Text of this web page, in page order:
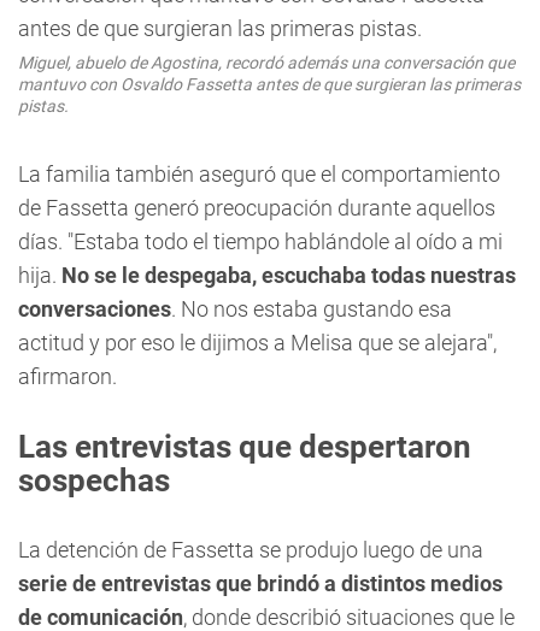
Miguel, abuelo de Agostina, recordó además una conversación que
mantuvo con Osvaldo Fassetta antes de que surgieran las primeras
pistas.
La familia también aseguró que el comportamiento
de Fassetta generó preocupación durante aquellos
días. "Estaba todo el tiempo hablándole al oído a mi
hija. No se le despegaba, escuchaba todas nuestras
conversaciones. No nos estaba gustando esa
actitud y por eso le dijimos a Melisa que se alejara",
afirmaron.
Las entrevistas que despertaron
sospechas
La detención de Fassetta se produjo luego de una
serie de entrevistas que brindó a distintos medios
de comunicación, donde describió situaciones que le